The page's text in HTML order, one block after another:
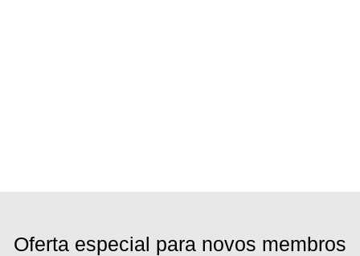
Oferta especial para novos membros